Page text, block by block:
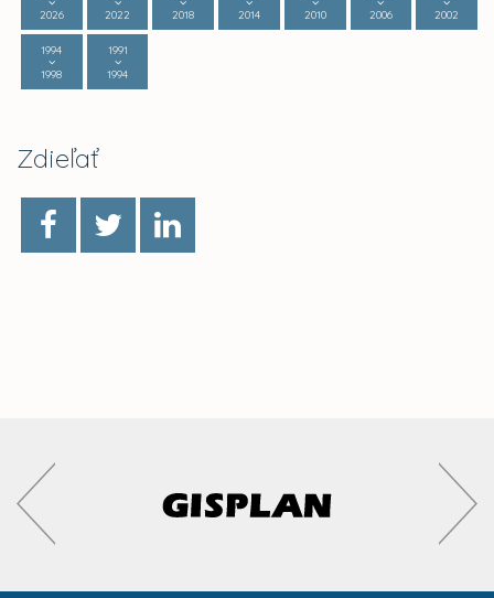
2026
2022
2018
2014
2010
2006
2002
1994
1998
1991
1994
Zdieľať